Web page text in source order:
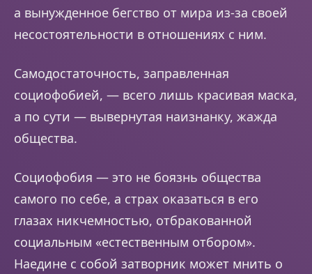
а вынужденное бегство от мира из-за своей
несостоятельности в отношениях с ним.
Самодостаточность, заправленная
социофобией, — всего лишь красивая маска,
а по сути — вывернутая наизнанку, жажда
общества.
Социофобия — это не боязнь общества
самого по себе, а страх оказаться в его
глазах никчемностью, отбракованной
социальным «естественным отбором».
Наедине с собой затворник может мнить о